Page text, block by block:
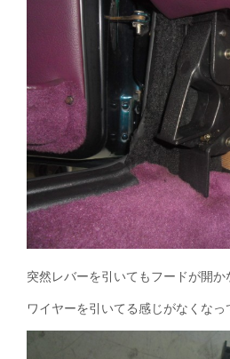
突然レバーを引いてもフードが開
ワイヤーを引いてる感じがなくなっ